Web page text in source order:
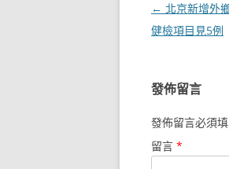
文
章
← 北京新增外
健檢項目見5例
發佈留言
發佈留言必須
留言 *